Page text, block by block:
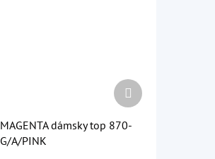
MAGENTA dámsky top 870-
G/A/PINK
Ďalší
produkt